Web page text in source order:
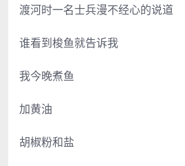
渡河时一名士兵漫不经心的说道
谁看到梭鱼就告诉我
我今晚煮鱼
加黄油
胡椒粉和盐